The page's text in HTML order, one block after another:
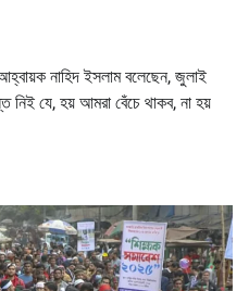
নাহিদ ইসলাম বলেছেন, জুলাই
নিই যে, হয় আমরা বেঁচে থাকব, না হয়